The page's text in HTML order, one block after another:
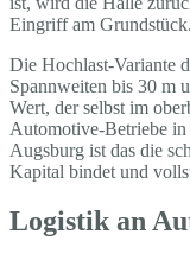
Eingriff am Grundstück.
Die Hochlast-Variante
Spannweiten bis 30 m
Wert, der selbst im
Automotive-Betriebe
Augsburg ist das die
Kapital bindet und
Logistik an